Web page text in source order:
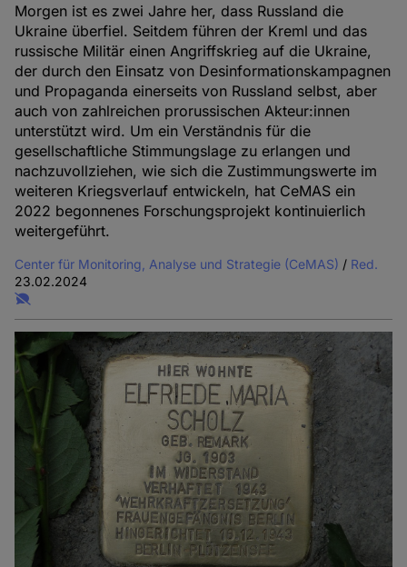
Morgen ist es zwei Jahre her, dass Russland die
Ukraine überfiel. Seitdem führen der Kreml und das
russische Militär einen Angriffskrieg auf die Ukraine,
der durch den Einsatz von Desinformationskampagnen
und Propaganda einerseits von Russland selbst, aber
auch von zahlreichen prorussischen Akteur:innen
unterstützt wird. Um ein Verständnis für die
gesellschaftliche Stimmungslage zu erlangen und
nachzuvollziehen, wie sich die Zustimmungswerte im
weiteren Kriegsverlauf entwickeln, hat CeMAS ein
2022 begonnenes Forschungsprojekt kontinuierlich
weitergeführt.
Center für Monitoring, Analyse und Strategie (CeMAS) / Red.
23.02.2024